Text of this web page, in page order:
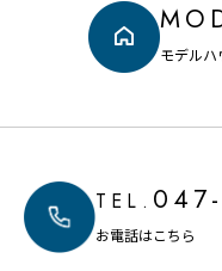
モデルハ
TEL.
お電話はこちら